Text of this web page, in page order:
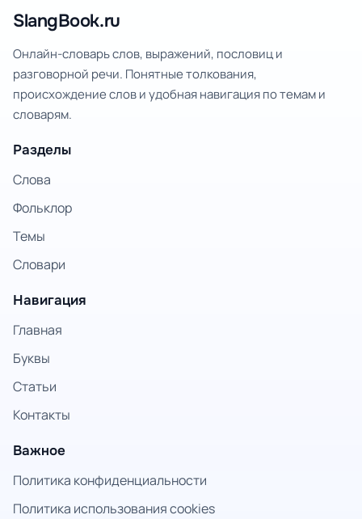
SlangBook.ru
Онлайн-словарь слов, выражений, пословиц и
разговорной речи. Понятные толкования,
происхождение слов и удобная навигация по темам и
словарям.
Разделы
Слова
Фольклор
Темы
Словари
Навигация
Главная
Буквы
Статьи
Контакты
Важное
Политика конфиденциальности
Политика использования cookies